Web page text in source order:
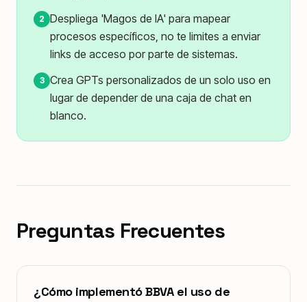
2 Despliega 'Magos de IA' para mapear
procesos específicos, no te limites a enviar
links de acceso por parte de sistemas.
3 Crea GPTs personalizados de un solo uso en
lugar de depender de una caja de chat en
blanco.
Preguntas Frecuentes
¿Cómo implementó BBVA el uso de